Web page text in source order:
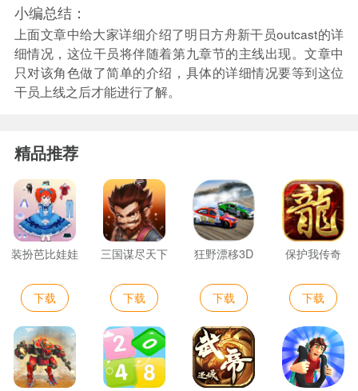
小编总结：
上面文章中给大家详细介绍了明日方舟新干员outcast的详
细情况，这位干员将伴随着第九章节的主线出现。文章中
只对该角色做了简单的介绍，具体的详细情况要等到这位
干员上线之后才能进行了解。
精品推荐
装扮芭比娃娃
下载
三国谋尽天下
下载
狂野漂移3D
下载
保护我传奇
下载